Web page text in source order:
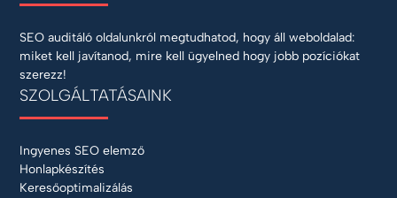
SEO auditáló oldalunkról megtudhatod, hogy áll weboldalad:
miket kell javítanod, mire kell ügyelned hogy jobb pozíciókat
szerezz!
SZOLGÁLTATÁSAINK
Ingyenes SEO elemző
Honlapkészítés
Keresőoptimalizálás